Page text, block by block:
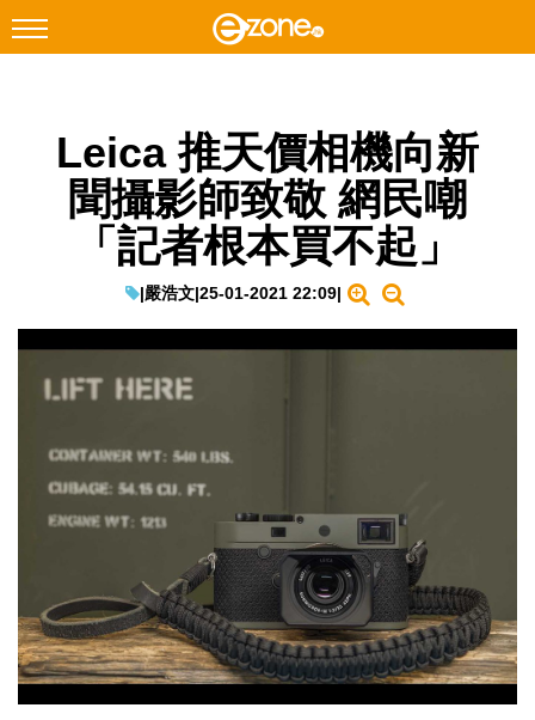
Facebook Instagram
科技焦點
教學評測
EduTech
Enterprise Digital Transformation
Leica 推天價相機向新
聞攝影師致敬 網民嘲
「記者根本買不起」
|嚴浩文|25-01-2021 22:09|